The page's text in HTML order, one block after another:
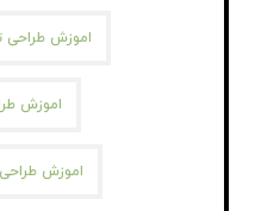
اموزش طراحی
اموزش
اموزش